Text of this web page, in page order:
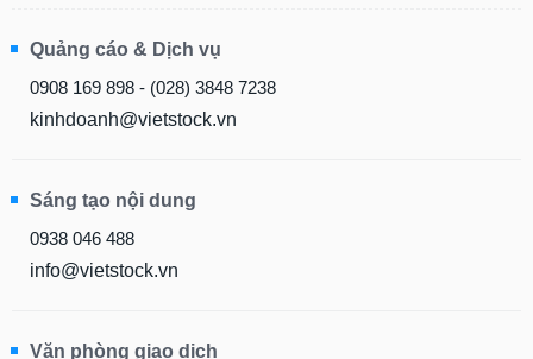
Quảng cáo & Dịch vụ
0908 169 898 - (028) 3848 7238
kinhdoanh@vietstock.vn
Sáng tạo nội dung
0938 046 488
info@vietstock.vn
Văn phòng giao dịch